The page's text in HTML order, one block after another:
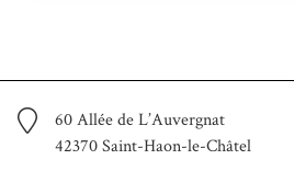
60 Allée de L’Auvergnat
42370 Saint-Haon-le-Châtel